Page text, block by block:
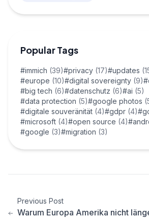
Popular Tags
#immich (39)#privacy (17)#updates
#europe (10)#digital sovereignty (9)
#big tech (6)#datenschutz (6)#ai (5)
#data protection (5)#google photos
#digitale souveränität (4)#gdpr (4)
#microsoft (4)#open source (4)
#google (3)#migration (3)
Previous Post
Warum Europa Amerika nicht